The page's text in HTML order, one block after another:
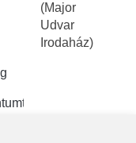
(Major
Udvar
Irodaház)